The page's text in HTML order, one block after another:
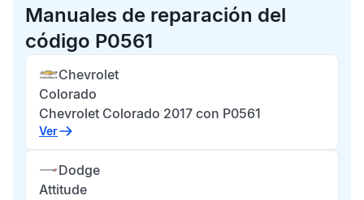
Manuales de reparación del
código P0561
Chevrolet
Colorado
Chevrolet Colorado 2017 con P0561
Ver
Dodge
Attitude